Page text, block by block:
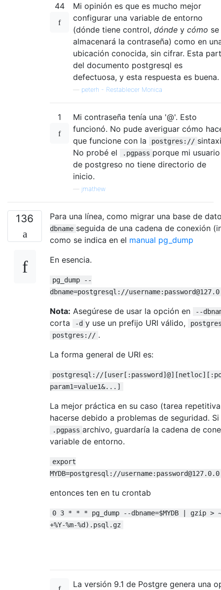
44
Mi opinión es que es mucho mejor
configurar una variable de entorno
(dónde tiene control, dónde y cómo se
almacenará la contraseña) como en
ubicación conocida, sin cifrar. Esta
del documento postgresql es
defectuosa, y esta respuesta es buena.
peterh - Restablecer Monica
1
Mi contraseña tenía una '@'. Esto
funcionó. No pude averiguar cómo
que funcione con la
postgres://
No probé el
.pgpass porque mi usuario
de postgreso no tiene directorio de
inicio.
jmathew
136 Para una línea, como migrar una base de
dbname seguida de una cadena de conexión
como se indica en el manual pg_dump
En esencia.
pg_dump --
dbname=postgresql://
Nota: Asegúrese de usar la opción en --
corta -d y use un prefijo URI válido,
postgres:// .
La forma general de URI es:
postgresql://
param1=value1&...]
La mejor práctica en su caso (tarea
hacerse debido a problemas de seguridad.
.pgpass archivo, guardaría la cadena de
variable de entorno.
export
MYDB=postgresql://
entonces ten en tu crontab
0 3 * * * pg_dump --dbname=$MYDB | gzip >
+%Y-%m-%d).psql.gz
La versión 9.1 de Postgre genera una